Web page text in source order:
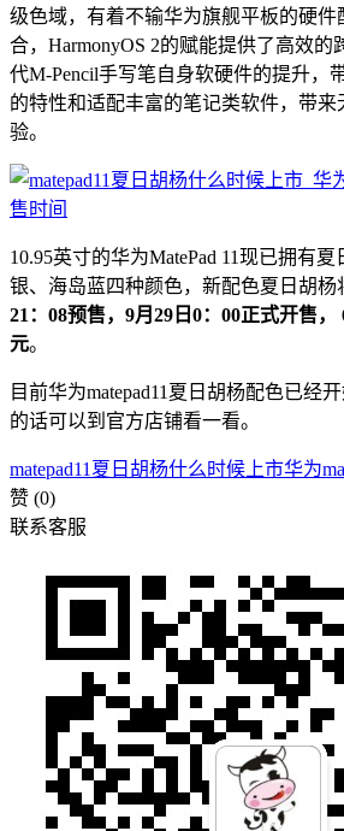
级色域，有着不输华为旗舰平板的硬件
合，HarmonyOS 2的赋能提供了高效的
代M-Pencil手写笔自身软硬件的提升，
的特性和适配丰富的笔记类软件，带
验。
10.95英寸的华为MatePad 11现已拥有
银、海岛蓝四种颜色，新配色夏日胡杨
21：08预售，9月29日0：00正式开售，
元。
目前华为matepad11夏日胡杨配色已经
的话可以到官方店铺看一看。
matepad11夏日胡杨什么时候上市华为
赞 (0)
联系客服